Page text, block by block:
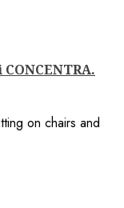
CONCENTRA.